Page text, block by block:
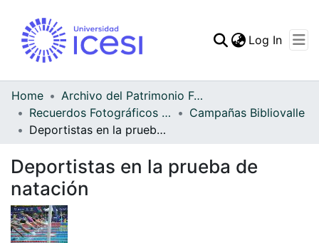
Statistics
Log In
Home
Archivo del Patrimonio Fotográfico y Fílmico del Valle del Cauca
Recuerdos Fotográficos Vallecaucanos
Campañas Bibliovalle
Deportistas en la prueba de natación
Deportistas en la prueba de
natación